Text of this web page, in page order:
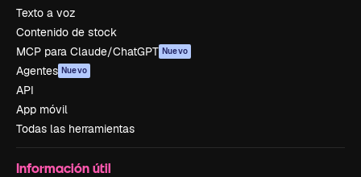
Texto a voz
Contenido de stock
MCP para Claude/ChatGPT Nuevo
Agentes Nuevo
API
App móvil
Todas las herramientas
Información útil